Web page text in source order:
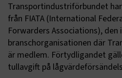
Transportindustriförbundet
från FIATA (International
Forwarders Associations),
branschorganisationen där
är medlem. Förtydligandet
tullavgift på